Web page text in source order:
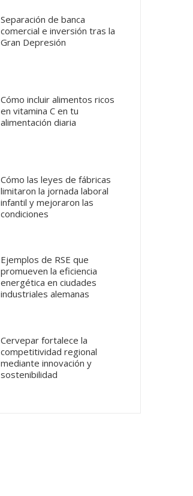
Separación de banca
comercial e inversión tras la
Gran Depresión
Cómo incluir alimentos ricos
en vitamina C en tu
alimentación diaria
Cómo las leyes de fábricas
limitaron la jornada laboral
infantil y mejoraron las
condiciones
Ejemplos de RSE que
promueven la eficiencia
energética en ciudades
industriales alemanas
Cervepar fortalece la
competitividad regional
mediante innovación y
sostenibilidad